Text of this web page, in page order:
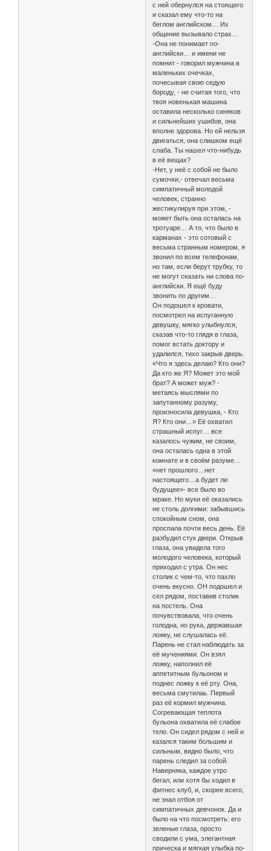
с ней обернулся на стоящего
и сказал ему что-то на
беглом английском… Их
общение вызывало страх…
-Она не понимает по-
английски… и имени не
помнит - говорил мужчина в
маленьких очечках,
почесывая свою седую
бороду, - не считая того, что
твоя новенькая машина
оставила несколько синяков
и сильнейших ушибов, она
вполне здорова. Но ей нельзя
двигаться, она слишком ещё
слаба. Ты нашел что-нибудь
в её вещах?
-Нет, у неё с собой не было
сумочки,- отвечал весьма
симпатичный молодой
человек, странно
жестикулируя при этом, -
может быть она осталась на
тротуаре… А то, что было в
карманах - это сотовый с
весьма странным номером, я
звонил по всем телефонам,
но там, если берут трубку, то
не могут сказать ни слова по-
английски. Я ещё буду
звонить по другим…
Он подошел к кровати,
посмотрел на испуганную
девушку, мягко улыбнулся,
сказав что-то глядя в глаза,
помог встать доктору и
удалился, тихо закрыв дверь.
«Что я здесь делаю? Кто они?
Да кто же Я? Может это мой
брат? А может муж? -
метаясь мыслями по
запутанному разуму,
произносила девушка, - Кто
Я? Кто они…» Её охватил
страшный испуг… все
казалось чужим, не своим,
она осталась одна в этой
комнате и в своём разуме…
«нет прошлого…нет
настоящего…а будет ли
будущее»- все было во
мраке. Но муки её оказались
не столь долгими: забывшись
спокойным сном, она
проспала почти весь день. Её
разбудил стук двери. Открыв
глаза, она увидела того
молодого человека, который
приходил с утра. Он нес
столик с чем-то, что пахло
очень вкусно. ОН подошел и
сел рядом, поставив столик
на постель. Она
почувствовала, что очень
голодна, но рука, державшая
ложку, не слушалась её.
Парень не стал наблюдать за
её мучениями. Он взял
ложку, наполнил её
аппетитным бульоном и
поднес ложку к её рту. Она,
весьма смутилаь. Первый
раз её кормил мужчина.
Согревающая теплота
бульона охватила её слабое
тело. Он сидел рядом с ней и
казался таким большим и
сильным, видно было, что
парень следил за собой.
Наверняка, каждое утро
бегал, или хотя бы ходил в
фитнес клуб, и, скорее всего,
не знал отбоя от
симпатичных девчонок. Да и
было на что посмотреть: его
зеленые глаза, просто
сводили с ума, элегантная
прическа и мягкая улыбка по-